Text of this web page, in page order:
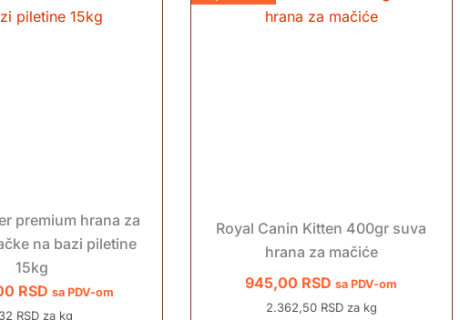
premium hrana za
na bazi piletine
15kg
RSD sa PDV-om
RSD za kg
Royal Canin Kitten 400gr suva
hrana za mačiće
945,00 RSD sa PDV-om
2.362,50 RSD za kg